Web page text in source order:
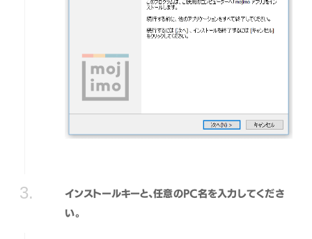
インストールキーと、任意のPC名を入力してくださ
い。